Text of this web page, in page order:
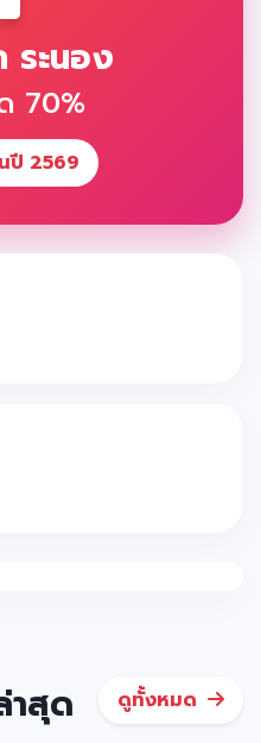
ะนอง
70%
ปี 2569
าสุด ดูทั้งหมด